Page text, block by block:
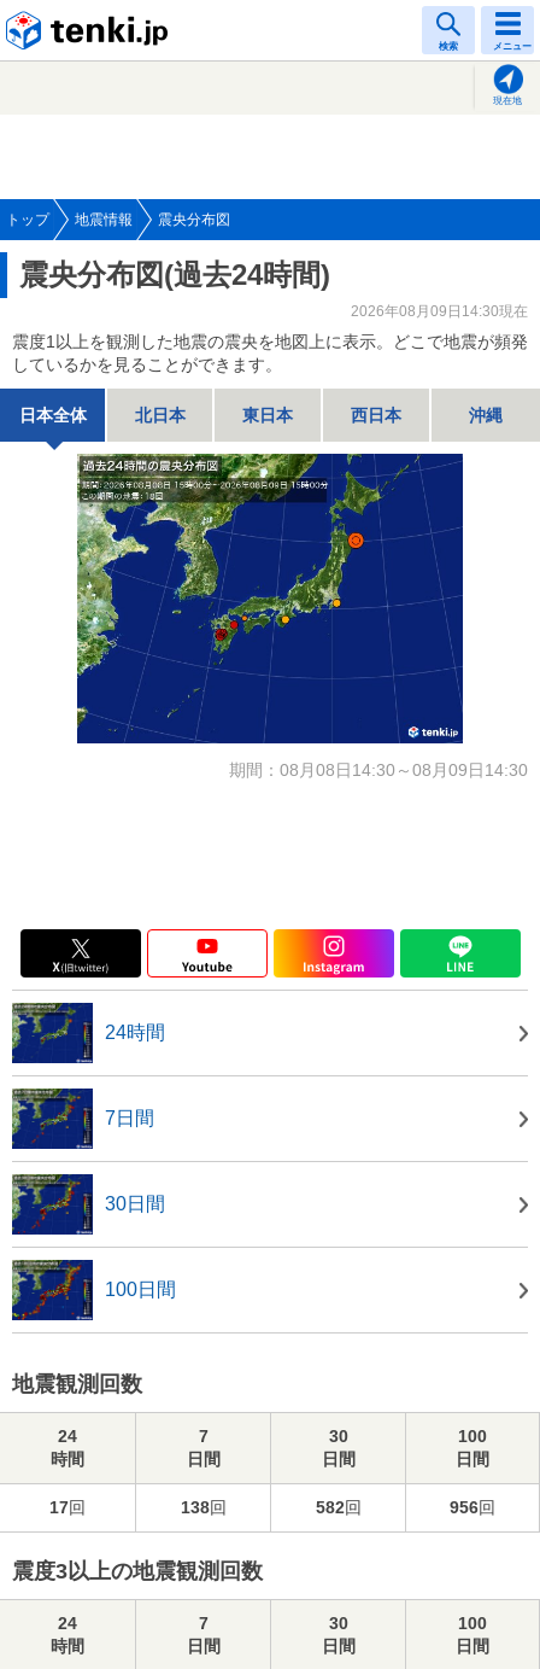
検索 メニュー
現在地
トップ 地震情報 震央分布図
震央分布図(過去24時間)
2026年08月09日14:30現在
震度1以上を観測した地震の震央を地図上に表示。どこで地震が頻発
しているかを見ることができます。
日本全体 北日本 東日本 西日本 沖縄
期間：08月08日14:30～08月09日14:30
24時間
7日間
30日間
100日間
地震観測回数
24
時間
7
日間
30
日間
100
日間
17回 138回 582回 956回
震度3以上の地震観測回数
24
時間
7
日間
30
日間
100
日間